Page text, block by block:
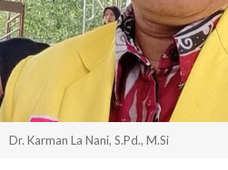
Dr. Karman La Nani, S.Pd., M.Si